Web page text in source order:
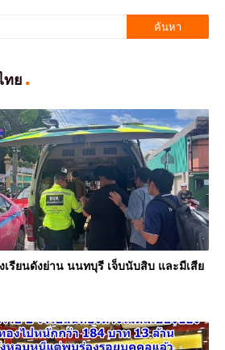
ทย
เรียนดังย่าน นนทบุรี เจ็บนับสิบ และมีเสีย